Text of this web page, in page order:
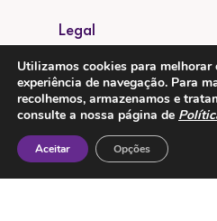
Legal
Política de Privacidade
Proteção de Dados
Livro de Reclamações
Metodos de Pagamento:
Utilizamos cookies para melhorar
experiência de navegação. Para
recolhemos, armazenamos e
consulte a nossa página de
Aceitar Opções